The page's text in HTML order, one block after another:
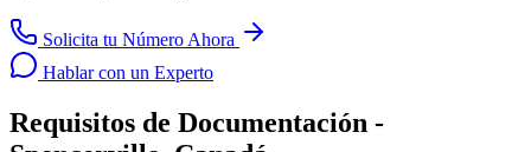
Solicita tu Número Ahora
Hablar con un Experto
Requisitos de Documentación -